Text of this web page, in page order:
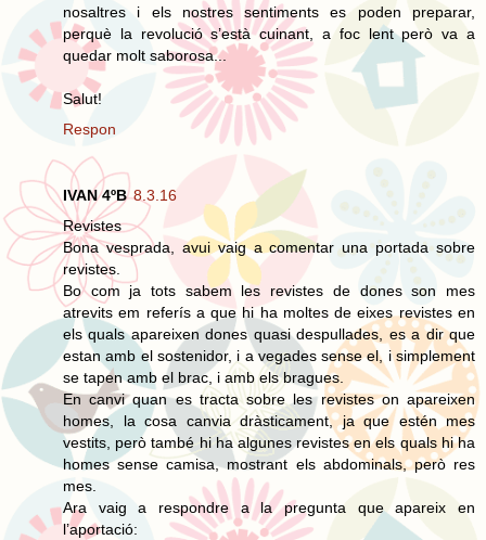
nosaltres i els nostres sentiments es poden preparar,
perquè la revolució s’està cuinant, a foc lent però va a
quedar molt saborosa...
Salut!
Respon
IVAN 4ºB 8.3.16
Revistes
Bona vesprada, avui vaig a comentar una portada sobre
revistes.
Bo com ja tots sabem les revistes de dones son mes
atrevits em referís a que hi ha moltes de eixes revistes en
els quals apareixen dones quasi despullades, es a dir que
estan amb el sostenidor, i a vegades sense el, i simplement
se tapen amb el brac, i amb els bragues.
En canvi quan es tracta sobre les revistes on apareixen
homes, la cosa canvia dràsticament, ja que estén mes
vestits, però també hi ha algunes revistes en els quals hi ha
homes sense camisa, mostrant els abdominals, però res
mes.
Ara vaig a respondre a la pregunta que apareix en
l’aportació: